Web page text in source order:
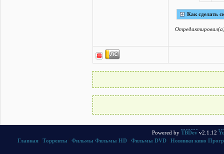
Как сделать
Powered by TBDev v2.1.12
Главная
Торренты Фильмы Фильмы HD Фильмы DVD Новинки кино